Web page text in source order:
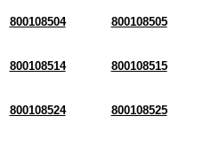
800108504 800108505
800108514 800108515
800108524 800108525